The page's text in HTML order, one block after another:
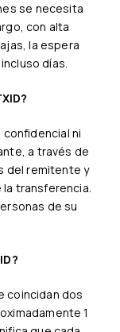
se necesita
con alta
la espera
días.
a través de
del remitente y
transferencia.
de su
1